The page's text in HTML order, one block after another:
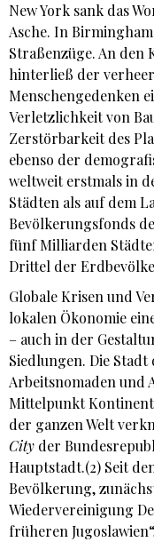
New York sank das
Asche. In
Straßenzüge. An den
hinterließ der
Menschengedenken
Verletzlichkeit von
Zerstörbarkeit des
ebenso der
weltweit erstmals in
Städten als auf dem
Bevölkerungsfonds
fünf Milliarden
Drittel der
Globale Krisen und
lokalen Ökonomie
– auch in der
Siedlungen. Die
Arbeitsnomaden und
Mittelpunkt
der ganzen Welt
City der
Hauptstadt.(2) Seit
Bevölkerung,
Wiedervereinigung
früheren